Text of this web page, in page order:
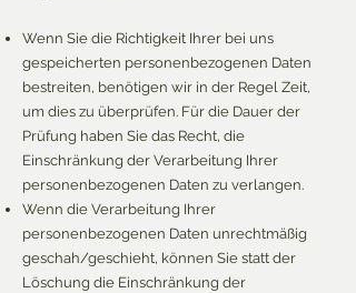
Wenn Sie die Richtigkeit Ihrer bei uns
gespeicherten personenbezogenen Daten
bestreiten, benötigen wir in der Regel Zeit,
um dies zu überprüfen. Für die Dauer der
Prüfung haben Sie das Recht, die
Einschränkung der Verarbeitung Ihrer
personenbezogenen Daten zu verlangen.
Wenn die Verarbeitung Ihrer
personenbezogenen Daten unrechtmäßig
geschah/geschieht, können Sie statt der
Löschung die Einschränkung der